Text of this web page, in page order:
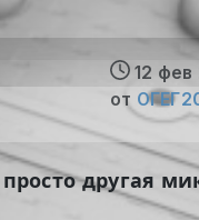
12 фев
от
другая